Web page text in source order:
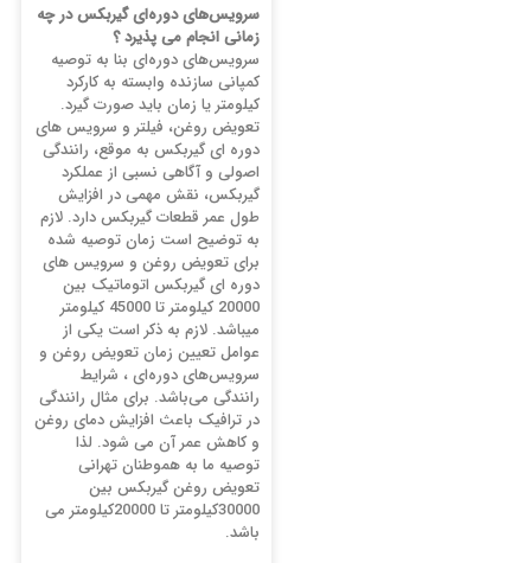
سرویس‌های دوره‌ای گیربکس در چه
زمانی انجام می پذیرد ؟
سرویس‌های دوره‌ای بنا به توصیه
کمپانی سازنده وابسته به کارکرد
کیلومتر یا زمان باید صورت گیرد.
تعویض روغن، فیلتر و سرویس‌ های
دوره‌ ای گیربکس به موقع، رانندگی
اصولی و آگاهی نسبی از عملکرد
گیربکس، نقش مهمی در افزایش
طول عمر قطعات گیربکس دارد. لازم
به توضیح است زمان توصیه شده
برای تعویض روغن و سرویس‌ های
دوره‌ ای گیربکس اتوماتیک بین
20000 کیلومتر تا 45000 کیلومتر
میباشد. لازم به ذکر است یکی از
عوامل تعیین زمان تعویض روغن و
سرویس‌‌های دوره‌‌ای ، شرایط
رانندگی می‌باشد. برای مثال رانندگی
در ترافیک باعث افزایش دمای روغن
و کاهش عمر آن می شود. لذا
توصیه ما به هموطنان تهرانی
تعویض روغن گیربکس بین
30000کیلومتر تا 20000کیلومتر می